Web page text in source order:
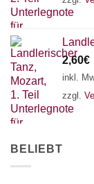
2,60€
inkl.
zzgl.
BELIEBT
Chat
18